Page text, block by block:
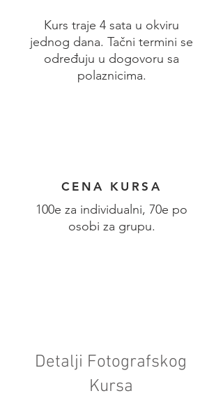
Kurs traje 4 sata u okviru
jednog dana. Tačni termini se
određuju u dogovoru sa
polaznicima.
CENA KURSA
100e za individualni, 70e po
osobi za grupu.
Detalji Fotografskog
Kursa